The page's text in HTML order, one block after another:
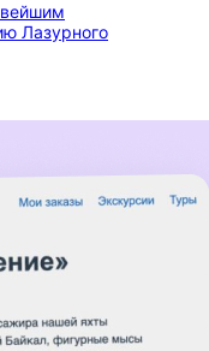
Лазурного